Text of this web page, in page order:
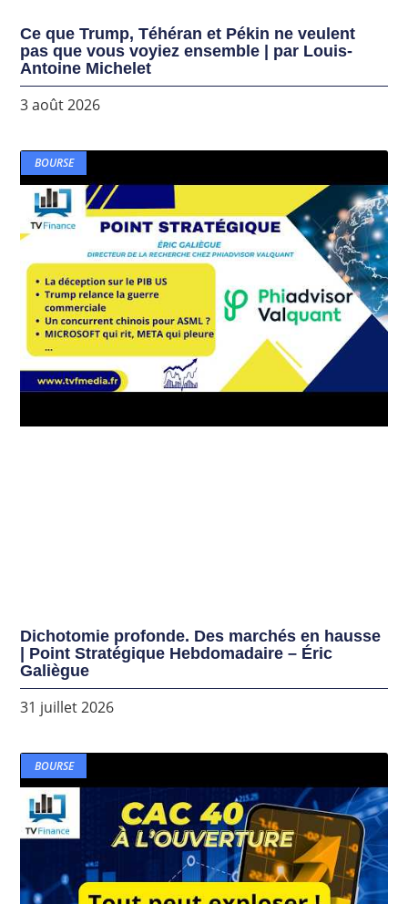
Ce que Trump, Téhéran et Pékin ne veulent
pas que vous voyiez ensemble | par Louis-
Antoine Michelet
3 août 2026
BOURSE
Dichotomie profonde. Des marchés en hausse
| Point Stratégique Hebdomadaire – Éric
Galiègue
31 juillet 2026
BOURSE